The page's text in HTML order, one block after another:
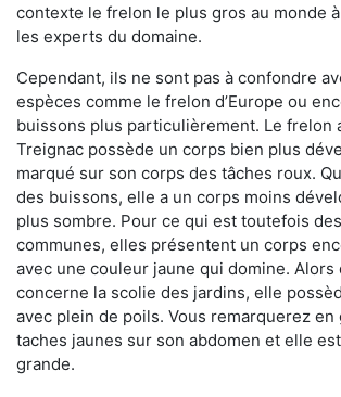
contexte le frelon le plus gros au monde
les experts du domaine.
Cependant, ils ne sont pas à confondre
espèces comme le frelon d’Europe ou
buissons plus particulièrement. Le frelon
Treignac possède un corps bien plus
marqué sur son corps des tâches roux.
des buissons, elle a un corps moins
plus sombre. Pour ce qui est toutefois
communes, elles présentent un corps
avec une couleur jaune qui domine. Alors
concerne la scolie des jardins, elle
avec plein de poils. Vous remarquerez en
taches jaunes sur son abdomen et elle
grande.